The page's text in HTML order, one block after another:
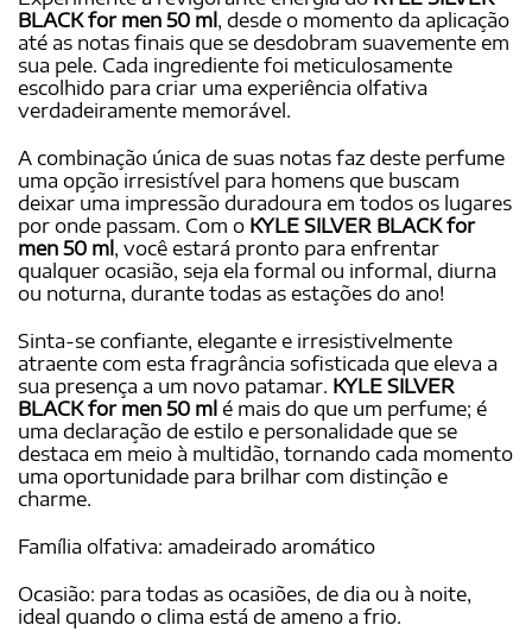
BLACK for men 50 ml , desde o momento da aplicação
até as notas finais que se desdobram suavemente em
sua pele. Cada ingrediente foi meticulosamente
escolhido para criar uma experiência olfativa
verdadeiramente memorável.
A combinação única de suas notas faz deste perfume
uma opção irresistível para homens que buscam
deixar uma impressão duradoura em todos os lugares
por onde passam. Com o KYLE SILVER BLACK for
men 50 ml , você estará pronto para enfrentar
qualquer ocasião, seja ela formal ou informal, diurna
ou noturna, durante todas as estações do ano!
Sinta-se confiante, elegante e irresistivelmente
atraente com esta fragrância sofisticada que eleva a
sua presença a um novo patamar. KYLE SILVER
BLACK for men 50 ml é mais do que um perfume; é
uma declaração de estilo e personalidade que se
destaca em meio à multidão, tornando cada momento
uma oportunidade para brilhar com distinção e
charme.
Família olfativa: amadeirado aromático
Ocasião: para todas as ocasiões, de dia ou à noite,
ideal quando o clima está de ameno a frio.